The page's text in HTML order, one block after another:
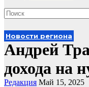
Новости региона
Андрей
дохода на
Редакция Май 15, 2025